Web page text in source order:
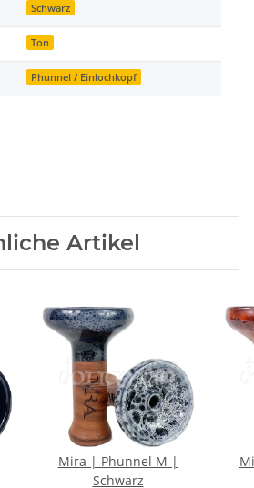
Schwarz
Ton
Phunnel / Einlochkopf
Artikel
Mira | Phunnel M |
Schwarz